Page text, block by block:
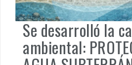
Se desarrolló la
ambiental: